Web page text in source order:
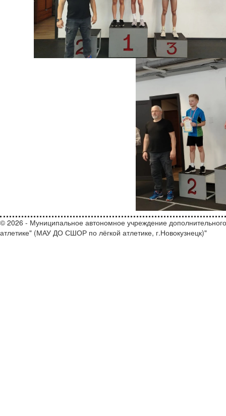
© 2026 - Муниципальное автономное учреждение
атлетике" (МАУ ДО СШОР по лёгкой атлетике, г.Новокузнецк)"